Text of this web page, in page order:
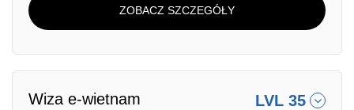
ZOBACZ SZCZEGÓŁY
Wiza e-wietnam
LVL 35